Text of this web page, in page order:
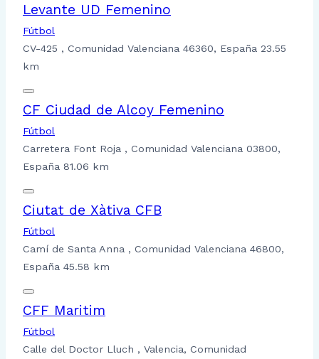
Levante UD Femenino
Fútbol
CV-425 , Comunidad Valenciana 46360, España 23.55
km
CF Ciudad de Alcoy Femenino
Fútbol
Carretera Font Roja , Comunidad Valenciana 03800,
España 81.06 km
Ciutat de Xàtiva CFB
Fútbol
Camí de Santa Anna , Comunidad Valenciana 46800,
España 45.58 km
CFF Maritim
Fútbol
Calle del Doctor Lluch , Valencia, Comunidad